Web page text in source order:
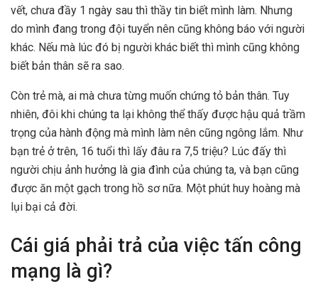
vết, chưa đầy 1 ngày sau thì thầy tin biết mình làm. Nhưng
do mình đang trong đội tuyển nên cũng không báo với người
khác. Nếu mà lúc đó bị người khác biết thì mình cũng không
biết bản thân sẽ ra sao.
Còn trẻ mà, ai mà chưa từng muốn chứng tỏ bản thân. Tuy
nhiên, đôi khi chúng ta lại không thể thấy được hậu quả trầm
trọng của hành động mà mình làm nên cũng ngông lắm. Như
bạn trẻ ở trên, 16 tuổi thì lấy đâu ra 7,5 triệu? Lúc đấy thì
người chịu ảnh hưởng là gia đình của chúng ta, và bạn cũng
được ăn một gạch trong hồ sơ nữa. Một phút huy hoàng mà
lụi bại cả đời.
Cái giá phải trả của việc tấn công
mạng là gì?